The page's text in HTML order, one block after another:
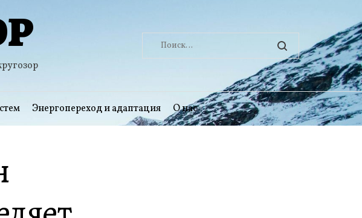
Найти:
Энергопереход и адаптация О нас